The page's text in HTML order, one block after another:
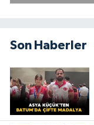
Son Haberler